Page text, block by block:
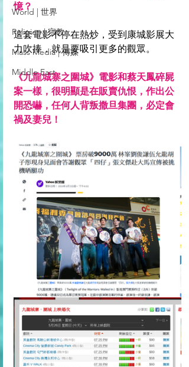
World | 世界
Religion | 宗教
Mass Media | 傳媒
Middle East
憶？
這套電影不停在熱炒，受到康城影展大
力吹捧，就是要吸引更多的觀眾。
《九龍城寨之圍城》電影和蔡天鳳碎屍
案一樣，很明顯是在販賣仇恨，作出公
開恐嚇，任何人背叛撒旦集團，必定會
禍及妻兒！